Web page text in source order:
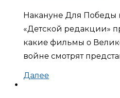
Накануне Для Победы
«Детской редакции»
какие фильмы о
войне смотрят
Далее